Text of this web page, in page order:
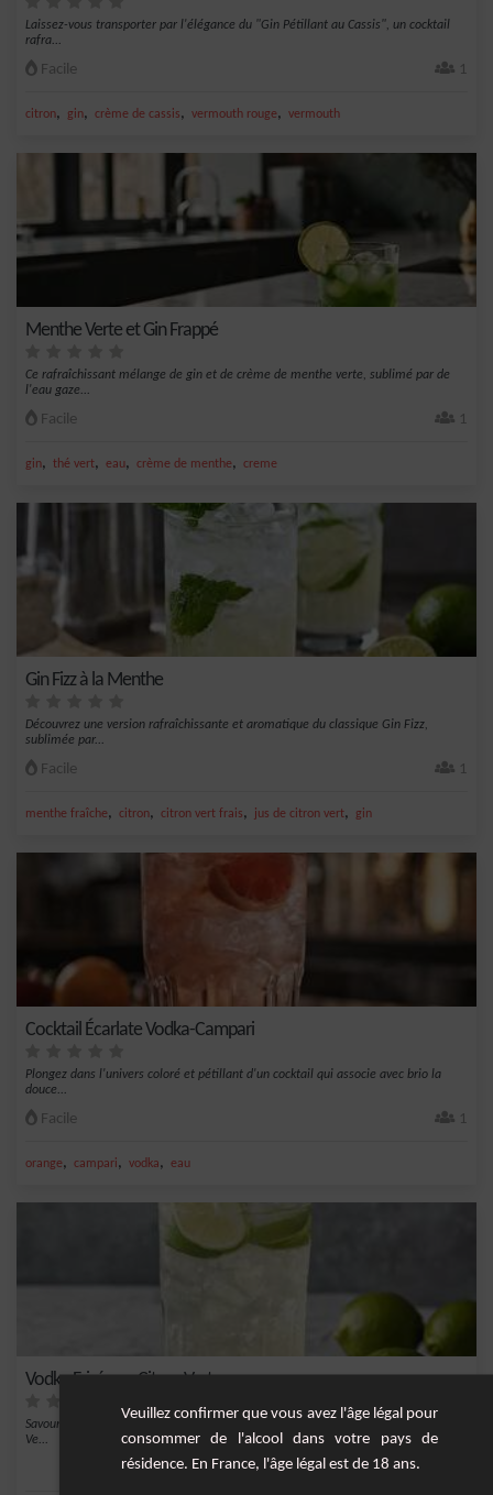
Laissez-vous transporter par l'élégance du "Gin Pétillant au Cassis", un cocktail
rafra...
Facile 1
citron, gin, crème de cassis, vermouth rouge, vermouth
Menthe Verte et Gin Frappé
Ce rafraîchissant mélange de gin et de crème de menthe verte, sublimé par de
l'eau gaze...
Facile 1
gin, thé vert, eau, crème de menthe, creme
Gin Fizz à la Menthe
Découvrez une version rafraîchissante et aromatique du classique Gin Fizz,
sublimée par...
Facile 1
menthe fraîche, citron, citron vert frais, jus de citron vert, gin
Cocktail Écarlate Vodka-Campari
Plongez dans l'univers coloré et pétillant d'un cocktail qui associe avec brio la
douce...
Facile 1
orange, campari, vodka, eau
Vodka Frisée au Citron Vert
Savourez la fraîcheur pétillante de cette création unique, la Vodka Frisée au Citron
Ve...
Veuillez confirmer que vous avez l'âge légal pour
consommer de l'alcool dans votre pays de
résidence. En France, l'âge légal est de 18 ans.